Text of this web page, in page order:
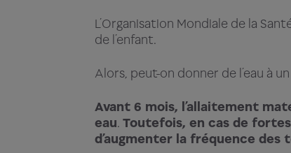
L’Organisation Mondiale de la
de l’enfant.
Alors, peut-on donner de l’eau à
Avant 6 mois, l’allaitement
eau. Toutefois, en cas de
d’augmenter la fréquence des